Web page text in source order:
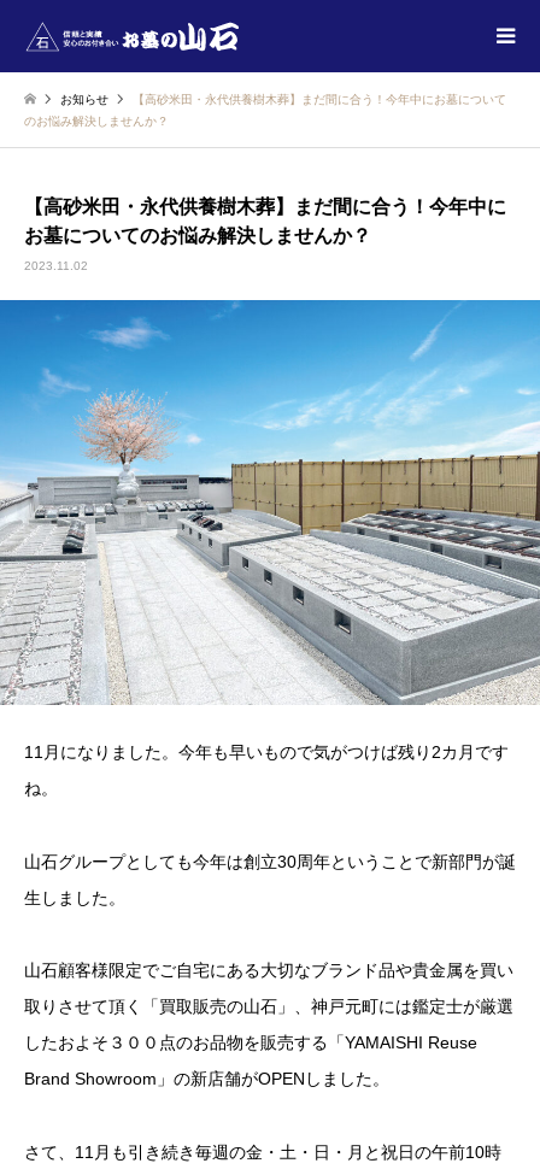
お知らせ
【高砂米田・永代供養樹木葬】まだ間に合う！今年中にお墓について
のお悩み解決しませんか？
【高砂米田・永代供養樹木葬】まだ間に合う！今年中に
お墓についてのお悩み解決しませんか？
2023.11.02
11月になりました。今年も早いもので気がつけば残り2カ月です
ね。
山石グループとしても今年は創立30周年ということで新部門が誕
生しました。
山石顧客様限定でご自宅にある大切なブランド品や貴金属を買い
取りさせて頂く「買取販売の山石」、神戸元町には鑑定士が厳選
したおよそ３００点のお品物を販売する「YAMAISHI Reuse
Brand Showroom」の新店舗がOPENしました。
さて、11月も引き続き毎週の金・土・日・月と祝日の午前10時